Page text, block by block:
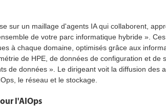
sur un maillage d'agents IA qui collaborent,
de votre parc informatique hybride ».
à chaque domaine, optimisés grâce aux
de HPE, de données de configuration et de
de données ». Le dirigeant voit la diffusion des
le réseau et le stockage.
l'AIOps